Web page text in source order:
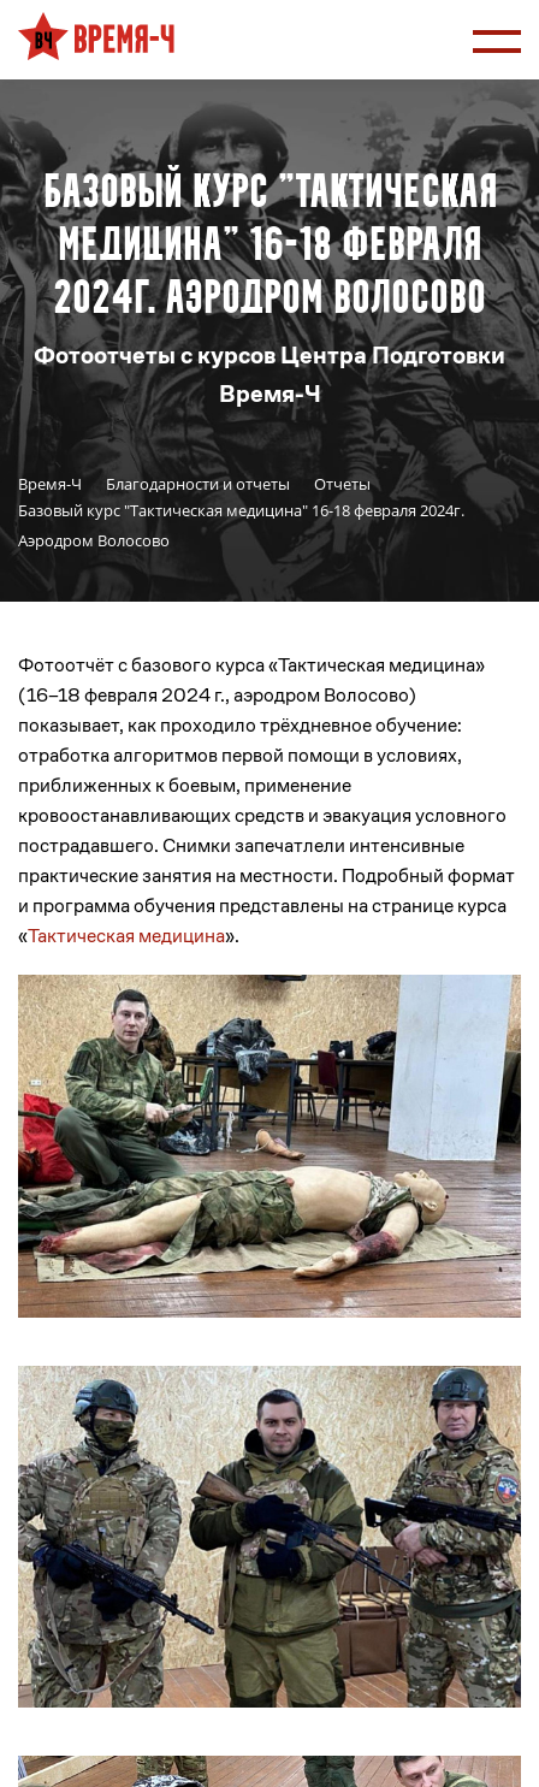
Базовый курс "Тактическая
медицина" 16-18 февраля
2024г. Аэродром Волосово
Фотоотчеты с курсов Центра Подготовки
Время-Ч
Время-Ч Благодарности и отчеты
Отчеты
Базовый курс "Тактическая медицина" 16-18 февраля 2024г.
Аэродром Волосово
Фотоотчёт с базового курса «Тактическая медицина»
(16–18 февраля 2024 г., аэродром Волосово)
показывает, как проходило трёхдневное обучение:
отработка алгоритмов первой помощи в условиях,
приближенных к боевым, применение
кровоостанавливающих средств и эвакуация условного
пострадавшего. Снимки запечатлели интенсивные
практические занятия на местности. Подробный формат
и программа обучения представлены на странице курса
«Тактическая медицина».